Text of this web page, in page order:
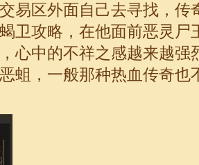
易区外面自己去寻找，传
卫攻略，在他面前恶灵
心中的不祥之感越来越强
蛆，一般那种热血传奇也